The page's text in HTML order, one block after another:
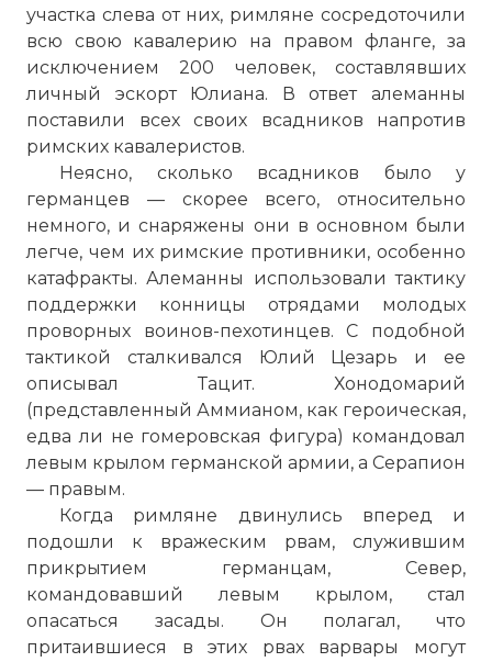
участка слева от них, римляне сосредоточили
всю свою кавалерию на правом фланге, за
исключением 200 человек, составлявших
личный эскорт Юлиана. В ответ алеманны
поставили всех своих всадников напротив
римских кавалеристов.
Неясно, сколько всадников было у
германцев — скорее всего, относительно
немного, и снаряжены они в основном были
легче, чем их римские противники, особенно
катафракты. Алеманны использовали тактику
поддержки конницы отрядами молодых
проворных воинов-пехотинцев. С подобной
тактикой сталкивался Юлий Цезарь и ее
описывал Тацит. Хонодомарий
(представленный Аммианом, как героическая,
едва ли не гомеровская фигура) командовал
левым крылом германской армии, а Серапион
— правым.
Когда римляне двинулись вперед и
подошли к вражеским рвам, служившим
прикрытием германцам, Север,
командовавший левым крылом, стал
опасаться засады. Он полагал, что
притаившиеся в этих рвах варвары могут